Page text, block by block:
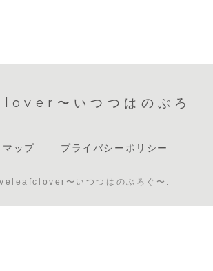
〜いつつはのぶろ
ップ プライバシーポリシー
〜いつつはのぶろぐ〜.